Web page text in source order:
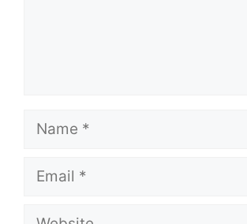
Name
Email
Website